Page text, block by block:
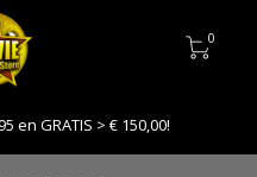
0
en GRATIS > € 150,00!